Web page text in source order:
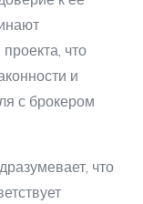
что
и
с брокером
что